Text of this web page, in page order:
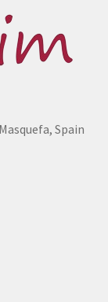
Spain